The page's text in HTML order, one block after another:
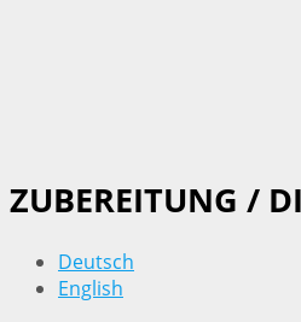
ZUBEREITUNG /
Deutsch
English